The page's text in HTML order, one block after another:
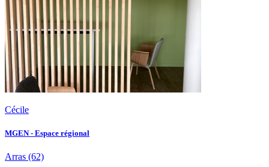
Cécile
MGEN - Espace régional
Arras (62)